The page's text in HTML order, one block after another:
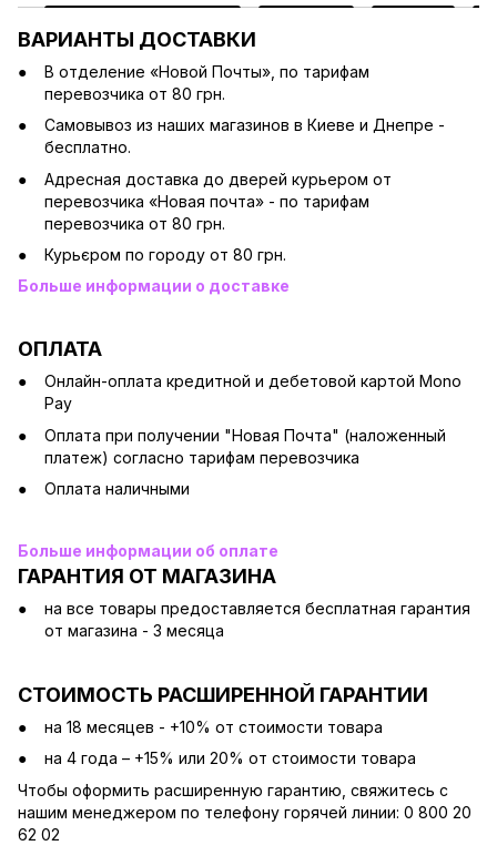
ВАРИАНТЫ ДОСТАВКИ
В отделение «Новой Почты», по тарифам
перевозчика от 80 грн.
Cамовывоз из наших магазинов в Киеве и Днепре -
бесплатно.
Адресная доставка до дверей курьером от
перевозчика «Новая почта» - по тарифам
перевозчика от 80 грн.
Курьєром по городу от 80 грн.
Больше информации о доставке
ОПЛАТА
Онлайн-оплата кредитной и дебетовой картой Mono
Pay
Оплата при получении "Новая Почта" (наложенный
платеж) согласно тарифам перевозчика
Оплата наличными
Больше информации об оплате
ГАРАНТИЯ ОТ МАГАЗИНА
на все товары предоставляется бесплатная гарантия
от магазина - 3 месяца
СТОИМОСТЬ РАСШИРЕННОЙ ГАРАНТИИ
на 18 месяцев - +10% от стоимости товара
на 4 года – +15% или 20% от стоимости товара
Чтобы оформить расширенную гарантию, свяжитесь с
нашим менеджером по телефону горячей линии: 0 800 20
62 02